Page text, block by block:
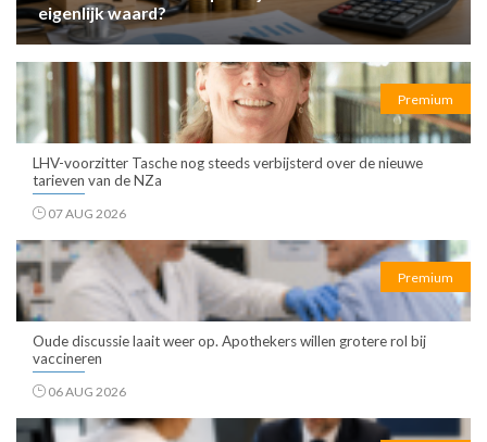
eigenlijk waard?
Premium
LHV-voorzitter Tasche nog steeds verbijsterd over de nieuwe
tarieven van de NZa
07 AUG 2026
Premium
Oude discussie laait weer op. Apothekers willen grotere rol bij
vaccineren
06 AUG 2026